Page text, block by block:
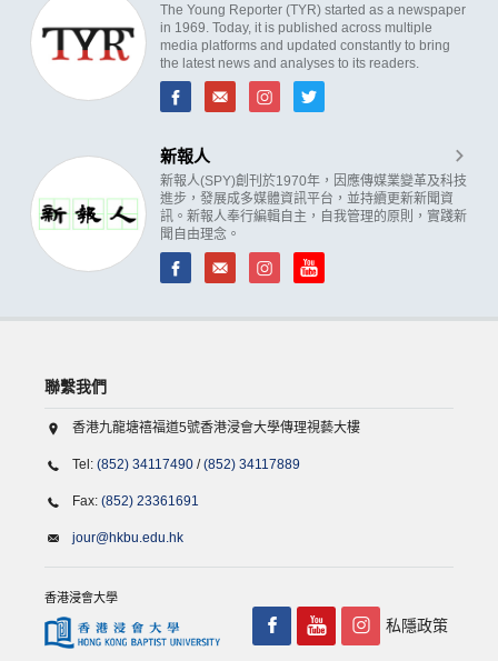
The Young Reporter (TYR) started as a newspaper
in 1969. Today, it is published across multiple
media platforms and updated constantly to bring
the latest news and analyses to its readers.
新報人
新報人(SPY)創刊於1970年，因應傳媒業變革及科技
進步，發展成多媒體資訊平台，並持續更新新聞資
訊。新報人奉行編輯自主，自我管理的原則，實踐新
聞自由理念。
聯繫我們
香港九龍塘禧福道5號香港浸會大學傳理視藝大樓
Tel: (852) 34117490 /(852) 34117889
Fax: (852) 23361691
jour@hkbu.edu.hk
香港浸會大學
私隱政策